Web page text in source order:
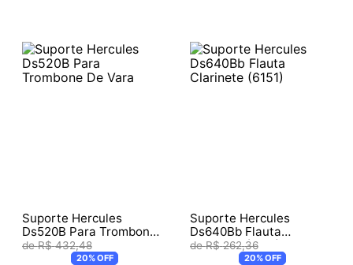
Suporte Hercules
Ds520B Para Trombone
De Vara
R$ 432,48
20%OFF
Suporte Hercules
Ds640Bb Flauta
Clarinete (6151)
R$ 262,36
20%OFF